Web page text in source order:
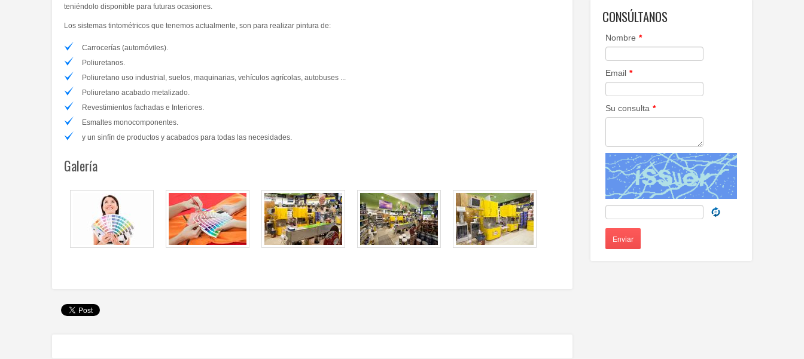
teniéndolo disponible para futuras ocasiones.
Los sistemas tintométricos que tenemos actualmente, son para realizar pintura de:
Carrocerías (automóviles).
Poliuretanos.
Poliuretano uso industrial, suelos, maquinarias, vehículos agrícolas, autobuses ...
Poliuretano acabado metalizado.
Revestimientos fachadas e Interiores.
Esmaltes monocomponentes.
y un sinfín de productos y acabados para todas las necesidades.
Galería
CONSÚLTANOS
Nombre *
Email *
Su consulta *
Enviar